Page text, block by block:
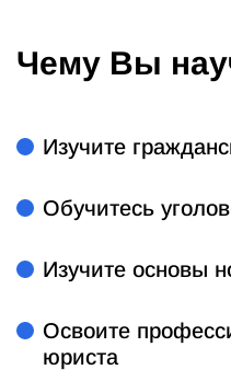
Чему Вы
Изучите
Обучитесь
Изучите основы
Освоите
юриста